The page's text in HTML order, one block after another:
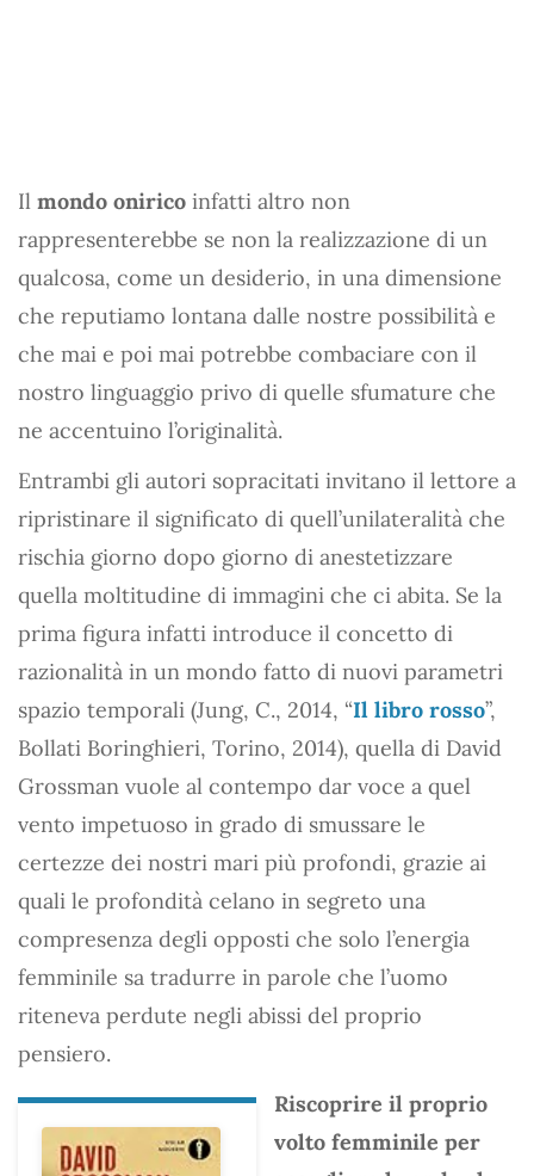
Il mondo onirico infatti altro non
rappresenterebbe se non la realizzazione di un
qualcosa, come un desiderio, in una dimensione
che reputiamo lontana dalle nostre possibilità e
che mai e poi mai potrebbe combaciare con il
nostro linguaggio privo di quelle sfumature che
ne accentuino l’originalità.
Entrambi gli autori sopracitati invitano il lettore a
ripristinare il significato di quell’unilateralità che
rischia giorno dopo giorno di anestetizzare
quella moltitudine di immagini che ci abita. Se la
prima figura infatti introduce il concetto di
razionalità in un mondo fatto di nuovi parametri
spazio temporali (Jung, C., 2014, “Il libro rosso”,
Bollati Boringhieri, Torino, 2014), quella di David
Grossman vuole al contempo dar voce a quel
vento impetuoso in grado di smussare le
certezze dei nostri mari più profondi, grazie ai
quali le profondità celano in segreto una
compresenza degli opposti che solo l’energia
femminile sa tradurre in parole che l’uomo
riteneva perdute negli abissi del proprio
pensiero.
Riscoprire il proprio
volto femminile per